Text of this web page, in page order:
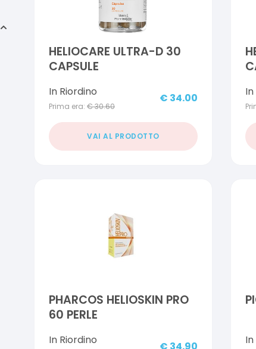
HELIOCARE ULTRA-D 30
CAPSULE
In Riordino
Prima era: €30.60
€ 34.00
VAI AL PRODOTTO
PHARCOS HELIOSKIN PRO
60 PERLE
In Riordino